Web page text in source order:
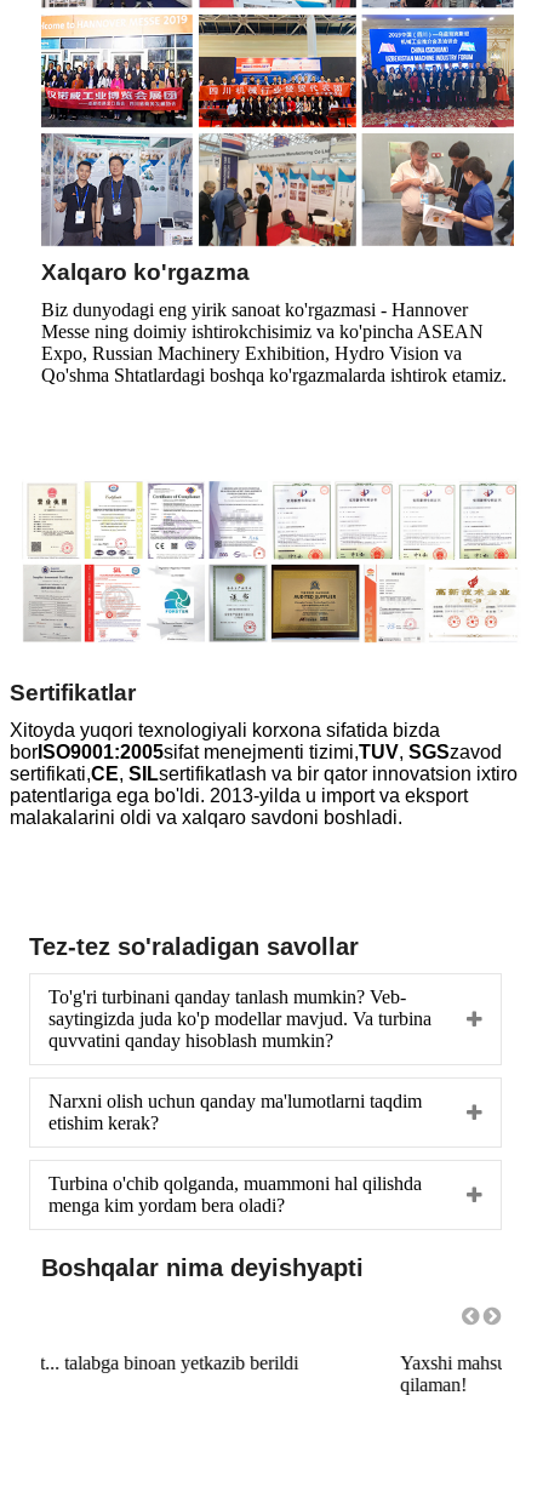
Xalqaro ko'rgazma
Biz dunyodagi eng yirik sanoat ko'rgazmasi - Hannover
Messe ning doimiy ishtirokchisimiz va ko'pincha ASEAN
Expo, Russian Machinery Exhibition, Hydro Vision va
Qo'shma Shtatlardagi boshqa ko'rgazmalarda ishtirok etamiz.
Sertifikatlar
Xitoyda yuqori texnologiyali korxona sifatida bizda
bor ISO9001:2005sifat menejmenti tizimi,TUV, SGSzavod
sertifikati,CE, SILsertifikatlash va bir qator innovatsion ixtiro
patentlariga ega bo'ldi. 2013-yilda u import va eksport
malakalarini oldi va xalqaro savdoni boshladi.
Tez-tez so'raladigan savollar
To'g'ri turbinani qanday tanlash mumkin? Veb-
saytingizda juda ko'p modellar mavjud. Va turbina
quvvatini qanday hisoblash mumkin?
Narxni olish uchun qanday ma'lumotlarni taqdim
etishim kerak?
Turbina o'chib qolganda, muammoni hal qilishda
menga kim yordam bera oladi?
Boshqalar nima deyishyapti
Yaxshi mahsulot va juda yaxshi xizmat!!! Men buni tavsiya